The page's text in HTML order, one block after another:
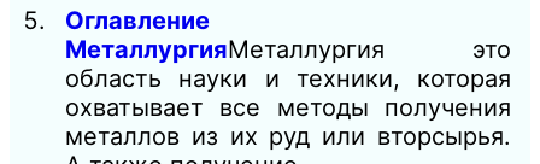
Оглавление
МеталлургияМеталлургия это
область науки и техники, которая
охватывает все методы получения
металлов из их руд или вторсырья.